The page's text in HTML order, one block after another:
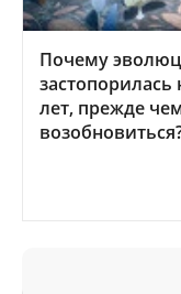
Почему
лет, прежде